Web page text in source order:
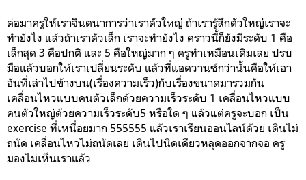
ต่อมาครูให้เราจินตนาการว่าเราตัวใหญ่ ถ้าเรารู้สึกตัวใหญ่เราจะ
ทำยังไง แล้วถ้าเราตัวเล็ก เราจะทำยังไง คราวนี้ก็ยังมีระดับ 1 คือ
เล็กสุด 3 คือปกติ และ 5 คือใหญ่มาก ๆ ครูทำเหมือนเดิมเลย ปรบ
มือแล้วบอกให้เราเปลี่ยนระดับ แล้วที่แอดวานซ์กว่านั้นคือให้เอา
อันที่เล่าไปข้างบน(เรื่องความเร็ว)กับเรื่องขนาดมารวมกัน
เคลื่อนไหวแบบคนตัวเล็กด้วยความเร็วระดับ 1 เคลื่อนไหวแบบ
คนตัวใหญ่ด้วยความเร็วระดับ5 หรือใด ๆ แล้วแต่ครูจะบอก เป็น
exercise ที่เหนื่อยมาก 555555 แล้วเราเรียนออนไลน์ด้วย เดินไม่
ถนัด เคลื่อนไหวไม่ถนัดเลย เดินไปนิดเดียวหลุดออกจากจอ ครู
มองไม่เห็นเราแล้ว